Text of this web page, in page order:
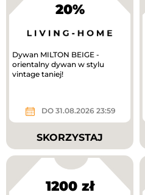
20%
Dywan MILTON BEIGE -
orientalny dywan w stylu
vintage taniej!
DO 31.08.2026 23:59
SKORZYSTAJ
1200 zł